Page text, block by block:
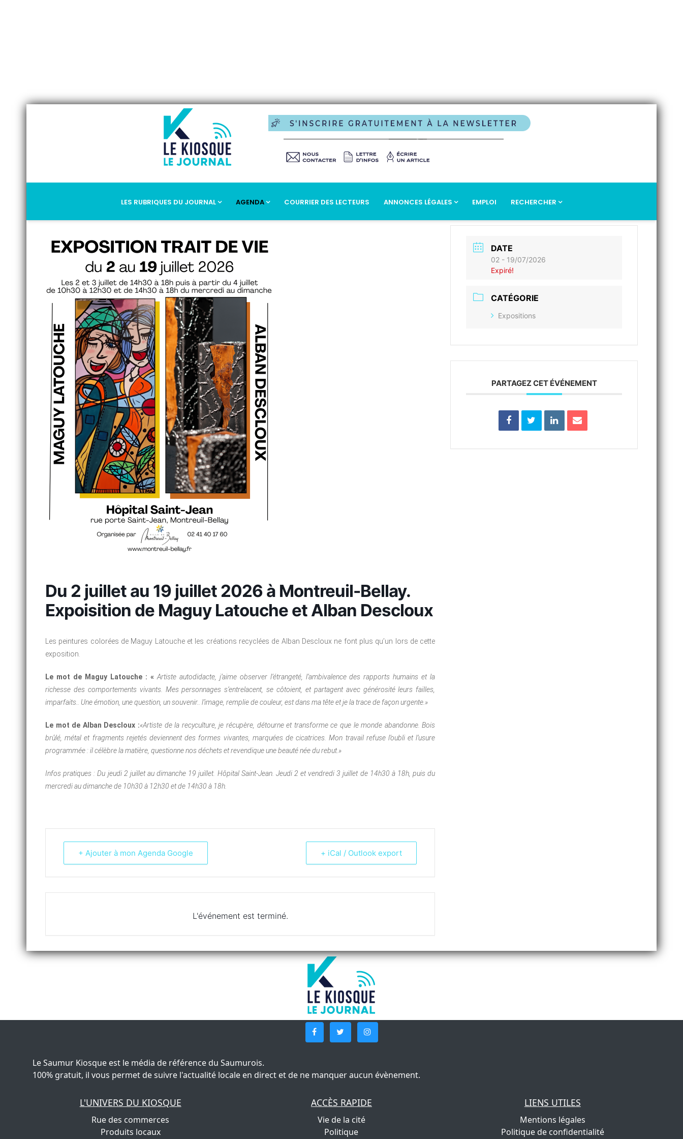
LES RUBRIQUES DU JOURNAL AGENDA COURRIER DES LECTEURS ANNONCES LÉGALES EMPLOI RECHERCHER
Du 2 juillet au 19 juillet 2026 à Montreuil-Bellay.
Expoisition de Maguy Latouche et Alban Descloux
Les peintures colorées de Maguy Latouche et les créations recyclées de Alban Descloux ne font plus qu’un lors de cette
exposition.
Le mot de Maguy Latouche : « Artiste autodidacte, j’aime observer l’étrangeté, l’ambivalence des rapports humains et la
richesse des comportements vivants. Mes personnages s’entrelacent, se côtoient, et partagent avec générosité leurs failles,
imparfaits.. Une émotion, une question, un souvenir.. l’image, remplie de couleur, est dans ma tête et je la trace de façon urgente.»
Le mot de Alban Descloux :«Artiste de la recyculture, je récupère, détourne et transforme ce que le monde abandonne. Bois
brûlé, métal et fragments rejetés deviennent des formes vivantes, marquées de cicatrices. Mon travail refuse l’oubli et l’usure
programmée : il célèbre la matière, questionne nos déchets et revendique une beauté née du rebut.»
Infos pratiques : Du jeudi 2 juillet au dimanche 19 juillet. Hôpital Saint-Jean. Jeudi 2 et vendredi 3 juillet de 14h30 à 18h, puis du
mercredi au dimanche de 10h30 à 12h30 et de 14h30 à 18h.
+ Ajouter à mon Agenda Google + iCal / Outlook export
L'événement est terminé.
DATE
02 - 19/07/2026
Expiré!
CATÉGORIE
Expositions
PARTAGEZ CET ÉVÉNEMENT
Le Saumur Kiosque est le média de référence du Saumurois.
100% gratuit, il vous permet de suivre l'actualité locale en direct et de ne manquer aucun évènement.
L'UNIVERS DU KIOSQUE
Rue des commerces
Produits locaux
ACCÈS RAPIDE
Vie de la cité
Politique
LIENS UTILES
Mentions légales
Politique de confidentialité